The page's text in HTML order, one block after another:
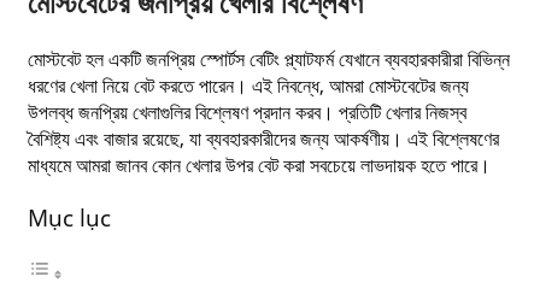
মোস্টবেট হল একটি জনপ্রিয় স্পোর্টস বেটিং প্ল্যাটফর্ম যেখানে ব্যবহারকারীরা বিভিন্ন
ধরণের খেলা নিয়ে বেট করতে পারেন। এই নিবন্ধে, আমরা মোস্টবেটের জন্য
উপলব্ধ জনপ্রিয় খেলাগুলির বিশ্লেষণ প্রদান করব। প্রতিটি খেলার নিজস্ব
বৈশিষ্ট্য এবং বাজার রয়েছে, যা ব্যবহারকারীদের জন্য আকর্ষণীয়। এই বিশ্লেষণের
মাধ্যমে আমরা জানব কোন খেলার উপর বেট করা সবচেয়ে লাভদায়ক হতে পারে।
Mục lục